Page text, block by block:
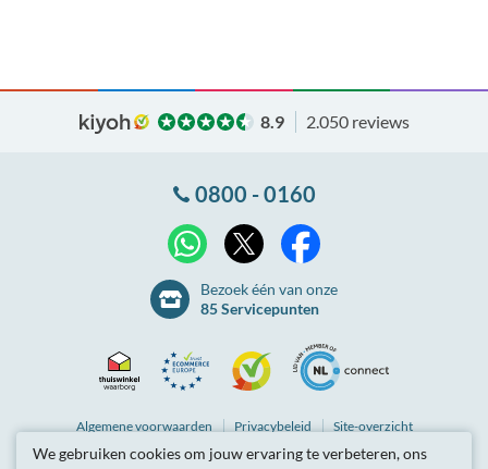
8.9 2.050 reviews
0800 - 0160
WhatsApp
Bezoek één van onze
85 Servicepunten
WaarborgEurope
Algemenevoorwaarden Privacybeleid Site-overzicht
Partnerprogramma Tarieven zijn inclusief btw.
We gebruiken cookies om jouw ervaring te verbeteren, ons